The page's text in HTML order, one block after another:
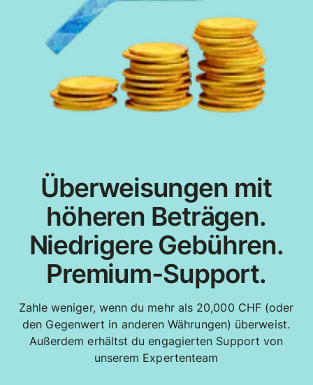
Überweisungen mit
höheren Beträgen.
Niedrigere Gebühren.
Premium-Support.
Zahle weniger, wenn du mehr als 20,000 CHF (oder
den Gegenwert in anderen Währungen) überweist.
Außerdem erhältst du engagierten Support von
unserem Expertenteam